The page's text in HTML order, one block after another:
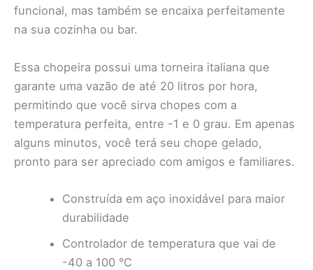
funcional, mas também se encaixa perfeitamente
na sua cozinha ou bar.
Essa chopeira possui uma torneira italiana que
garante uma vazão de até 20 litros por hora,
permitindo que você sirva chopes com a
temperatura perfeita, entre -1 e 0 grau. Em apenas
alguns minutos, você terá seu chope gelado,
pronto para ser apreciado com amigos e familiares.
Construída em aço inoxidável para maior
durabilidade
Controlador de temperatura que vai de
-40 a 100 °C